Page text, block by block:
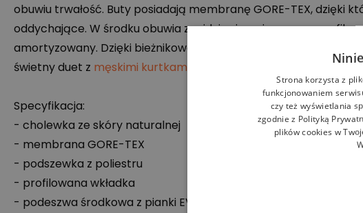
obuwiu trwałość. Buty posiadają membranęGORE-TEX, dzięki
oddychające. W środku obuwia znajduje się wyjmowana,
amortyzowany. Dzięki bieżnikowanej gumowej podeszwie
świetny duet z męskimi kurtkami , które znajdziesz w naszym
Specyfikacja:
- cholewka ze skóry naturalnej
- membrana GORE-TEX
- podszewka z poliestru
- profilowana wkładka
- podeszwa środkowa z pianki EVA
Strona korzysta z
funkcjonowaniem
czy też wyświetlania
zgodnie z Polityką
plików cookies w